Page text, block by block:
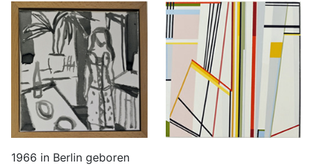
1966 in Berlin geboren